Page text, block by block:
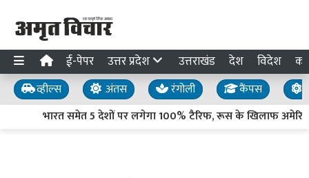
ई-पेपर उत्तर प्रदेश उत्तराखंड देश विदेश
व्हील्स अंतस रंगोली कैंपस
भारत समेत 5 देशों पर लगेगा 100% टैरिफ, रूस के खिलाफ